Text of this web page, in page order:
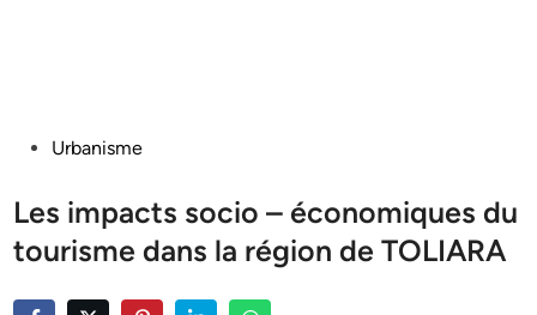
PostedUrbanisme
Les impacts socio – économiques du
tourisme dans la région de TOLIARA